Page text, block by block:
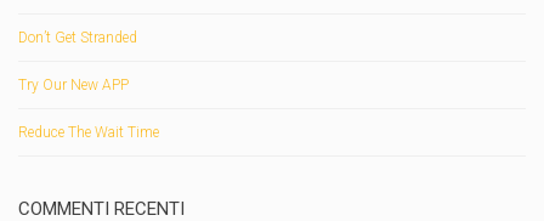
Don’t Get Stranded
Try Our New APP
Reduce The Wait Time
COMMENTI RECENTI